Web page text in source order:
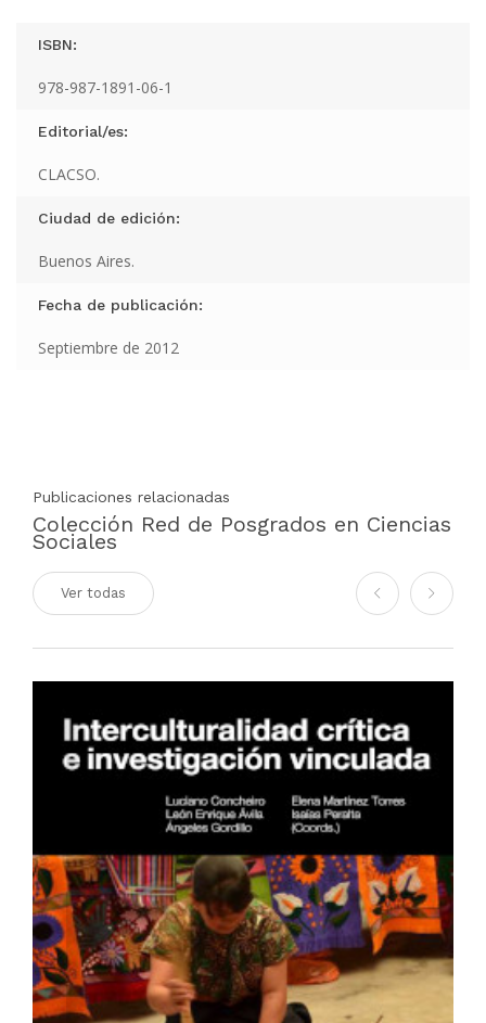
ISBN:
978-987-1891-06-1
Editorial/es:
CLACSO.
Ciudad de edición:
Buenos Aires.
Fecha de publicación:
Septiembre de 2012
Publicaciones relacionadas
Colección Red de Posgrados en Ciencias
Sociales
Ver todas